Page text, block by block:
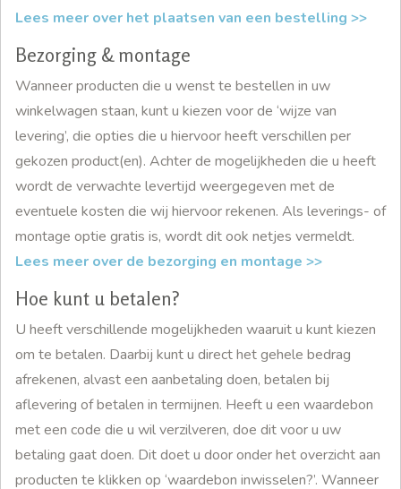
Lees meer over het plaatsen van een bestelling >>
Bezorging & montage
Wanneer producten die u wenst te bestellen in uw
winkelwagen staan, kunt u kiezen voor de ‘wijze van
levering’, die opties die u hiervoor heeft verschillen per
gekozen product(en). Achter de mogelijkheden die u heeft
wordt de verwachte levertijd weergegeven met de
eventuele kosten die wij hiervoor rekenen. Als leverings- of
montage optie gratis is, wordt dit ook netjes vermeldt.
Lees meer over de bezorging en montage >>
Hoe kunt u betalen?
U heeft verschillende mogelijkheden waaruit u kunt kiezen
om te betalen. Daarbij kunt u direct het gehele bedrag
afrekenen, alvast een aanbetaling doen, betalen bij
aflevering of betalen in termijnen. Heeft u een waardebon
met een code die u wil verzilveren, doe dit voor u uw
betaling gaat doen. Dit doet u door onder het overzicht aan
producten te klikken op ‘waardebon inwisselen?’. Wanneer